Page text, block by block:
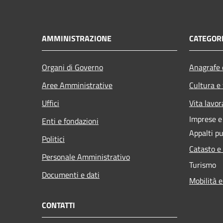
AMMINISTRAZIONE
Organi di Governo
Aree Amministrative
Uffici
Enti e fondazioni
Politici
Personale Amministrativo
Documenti e dati
Cultura
Vita
Imprese
Appalti
Catasto
Turismo
Mobilità
CONTATTI